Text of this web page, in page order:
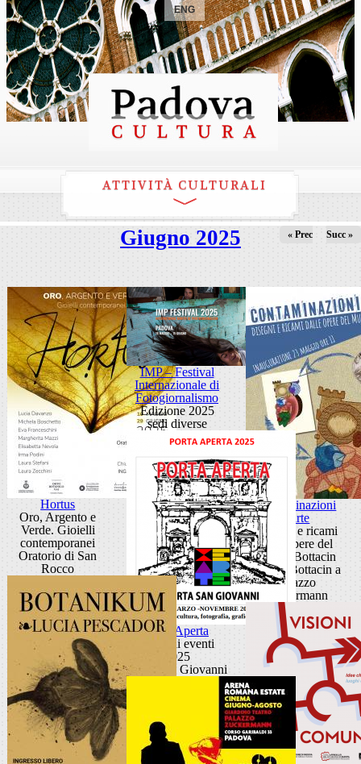
ENG
ATTIVITÀ CULTURALI
Giugno 2025 « Prec Succ »
Hortus
Oro, Argento e
Verde. Gioielli
contemporanei
Oratorio di San
Rocco
IMP – Festival
Internazionale di
Fotogiornalismo
Edizione 2025
sedi diverse
Contaminazioni
d'arte
Disegni e ricami
dalle opere del
Museo Bottacin
Museo Bottacin a
Palazzo
Zuckermann
Porta Aperta
Ciclo di eventi
2025
Porta San Giovanni